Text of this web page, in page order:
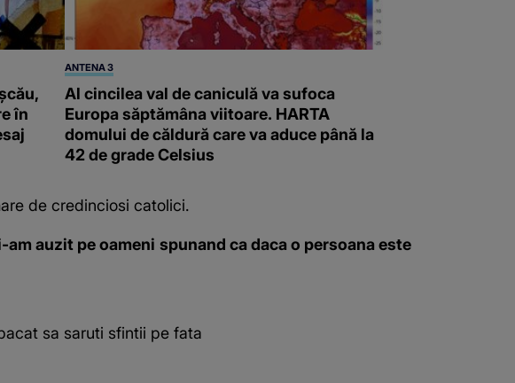
în
ANTENA 3
Al cincilea val de caniculă va sufoca
Europa săptămâna viitoare. HARTA
domului de căldură care va aduce până la
42 de grade Celsius
de credinciosi catolici.
auzit pe oameni spunand ca daca o persoana este
sa saruti sfintii pe fata